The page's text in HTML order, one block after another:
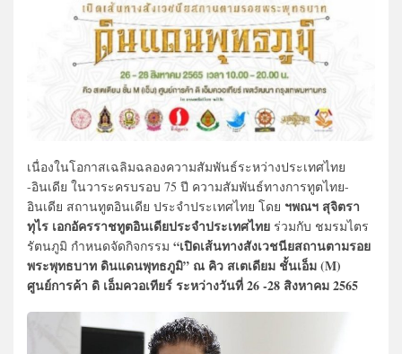
เนื่องในโอกาสเฉลิมฉลองความสัมพันธ์ระหว่างประเทศไทย
-อินเดีย ในวาระครบรอบ 75 ปี ความสัมพันธ์ทางการทูตไทย-
อินเดีย สถานทูตอินเดีย ประจำประเทศไทย โดย ฯพณฯ สุจิตรา
ทุไร เอกอัครราชทูตอินเดียประจำประเทศไทย ร่วมกับ ชมรมไตร
รัตนภูมิ กำหนดจัดกิจกรรม “เปิดเส้นทางสังเวชนียสถานตามรอย
พระพุทธบาท ดินแดนพุทธภูมิ” ณ คิว สเตเดียม ชั้นเอ็ม (M)
ศูนย์การค้า ดิ เอ็มควอเทียร์ ระหว่างวันที่ 26 -28 สิงหาคม 2565